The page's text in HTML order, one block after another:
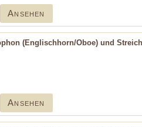
Ansehen
(Englischhorn/Oboe) und
Ansehen